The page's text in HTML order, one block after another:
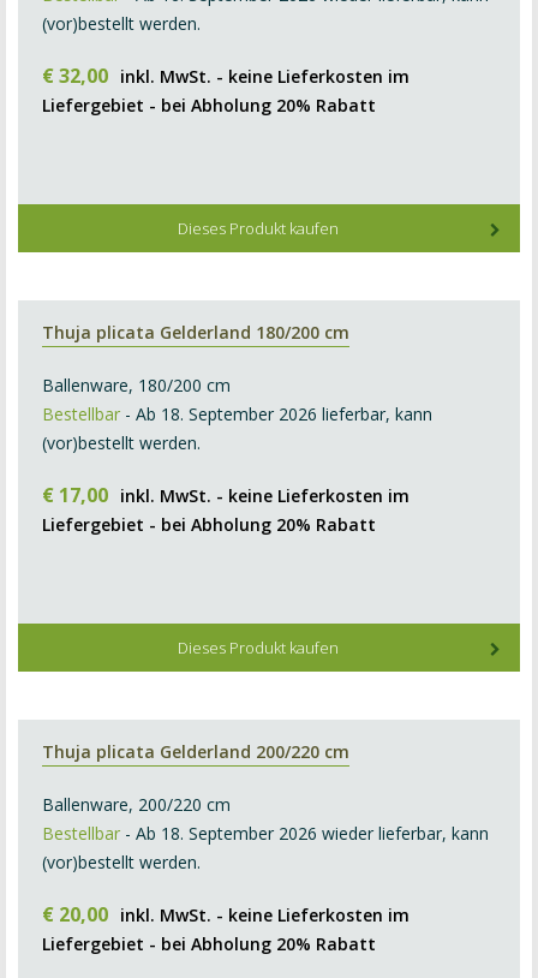
(vor)bestellt werden.
€32,00 inkl. MwSt. - keine Lieferkosten im
Liefergebiet - bei Abholung 20% Rabatt
Dieses Produkt kaufen
Thuja plicata Gelderland 180/200 cm
Ballenware, 180/200 cm
Bestellbar - Ab 18. September 2026 lieferbar, kann
(vor)bestellt werden.
€ 17,00 inkl. MwSt. - keine Lieferkosten im
Liefergebiet - bei Abholung 20% Rabatt
Dieses Produkt kaufen
Thuja plicata Gelderland 200/220 cm
Ballenware, 200/220 cm
Bestellbar - Ab 18. September 2026 wieder lieferbar, kann
(vor)bestellt werden.
€ 20,00 inkl. MwSt. - keine Lieferkosten im
Liefergebiet - bei Abholung 20% Rabatt